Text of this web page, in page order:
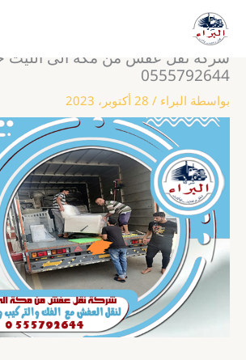
تخطي
المحتوى
0555792644
بواسطة البراء / 28 أكتوبر، 2023